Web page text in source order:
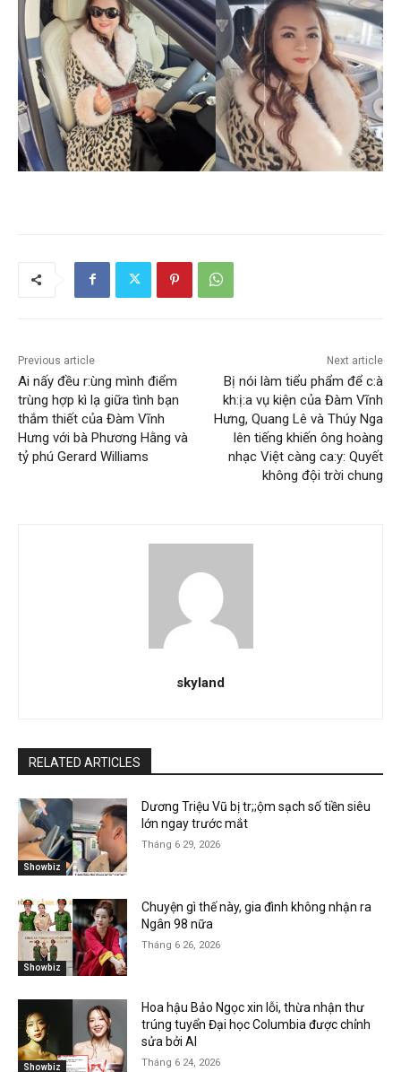
Previous article
Ai nấy đều r:ùng mình điểm
trùng hợp kì lạ giữa tình bạn
thắm thiết của Đàm Vĩnh
Hưng với bà Phương Hằng và
tỷ phú Gerard Williams
Next article
Bị nói làm tiểu phẩm để c:à
kh:ị:a vụ kiện của Đàm Vĩnh
Hưng, Quang Lê và Thúy Nga
lên tiếng khiến ông hoàng
nhạc Việt càng ca:y: Quyết
không đội trời chung
skyland
RELATED ARTICLES
Showbiz
Dương Triệu Vũ bị tr;;ộm sạch số tiền siêu
lớn ngay trước mắt
Tháng 6 29, 2026
Showbiz
Chuyện gì thế này, gia đình không nhận ra
Ngân 98 nữa
Tháng 6 26, 2026
Showbiz
Hoa hậu Bảo Ngọc xin lỗi, thừa nhận thư
trúng tuyển Đại học Columbia được chỉnh
sửa bởi AI
Tháng 6 24, 2026